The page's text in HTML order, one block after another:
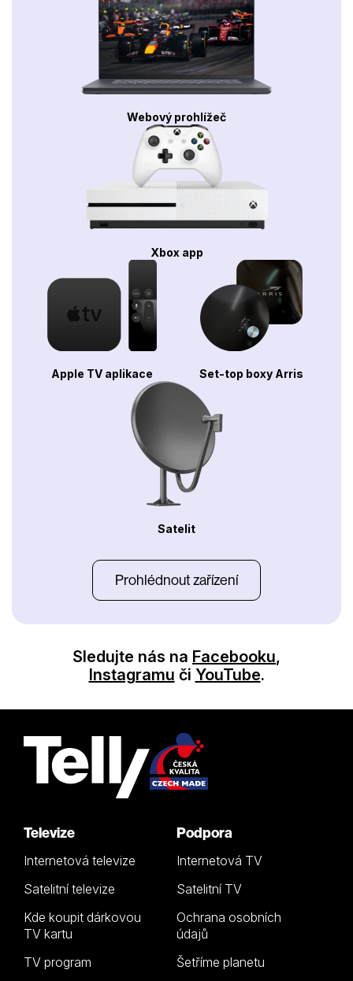
Webový prohlížeč
Xbox app
Apple TV aplikace Set-top boxy Arris
Satelit
Prohlédnout zařízení
Sledujte nás na Facebooku,
Instagramu či YouTube.
Televize
Internetová televize
Satelitní televize
Kde koupit dárkovou
TV kartu
TV program
Podpora
Internetová TV
Satelitní TV
Ochrana osobních
údajů
Šetříme planetu